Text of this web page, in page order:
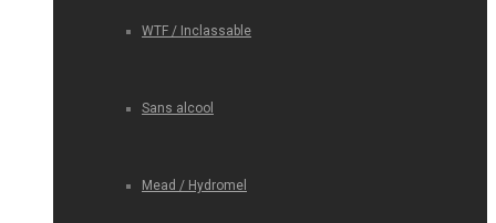
WTF / Inclassable
Sans alcool
Mead / Hydromel